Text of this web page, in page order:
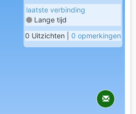
laatste verbinding
Lange tijd
0 Uitzichten | 0 opmerkingen